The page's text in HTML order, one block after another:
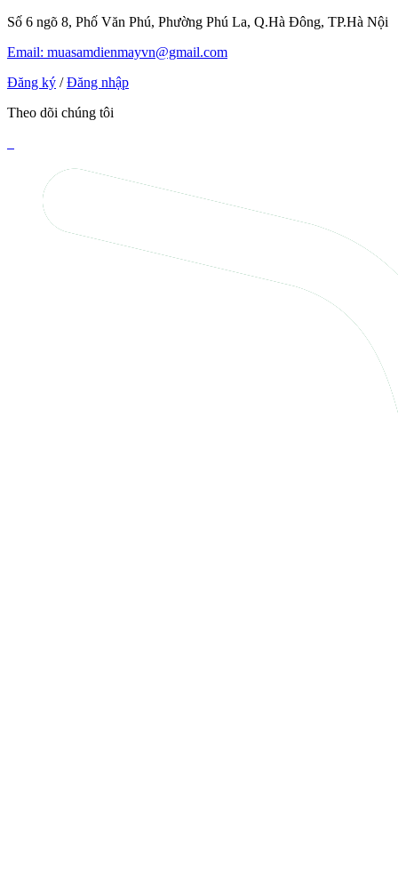
Số 6 ngõ 8, Phố Văn Phú, Phường Phú La, Q.Hà Đông, TP.Hà Nội
Email: muasamdienmayvn@gmail.com
Đăng ký / Đăng nhập
Theo dõi chúng tôi